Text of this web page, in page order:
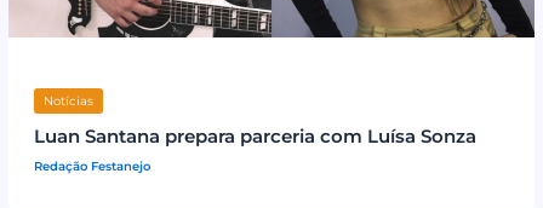
Notícias
Luan Santana prepara parceria com Luísa Sonza
Redação Festanejo